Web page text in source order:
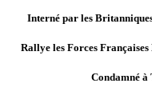
Interné par les
Rallye les Forces
Condamné